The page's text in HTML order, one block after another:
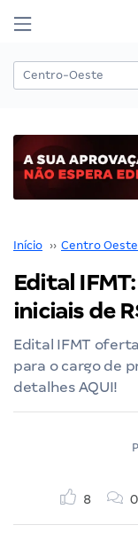
Início ›› Centro Oeste
Edital
iniciais de
Edital IFMT
para o cargo de
detalhes AQUI!
8 0